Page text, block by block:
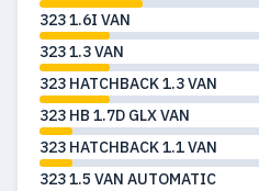
323 1.6I VAN
323 1.3 VAN
323 HATCHBACK 1.3 VAN
323 HB 1.7D GLX VAN
323 HATCHBACK 1.1 VAN
323 1.5 VAN AUTOMATIC